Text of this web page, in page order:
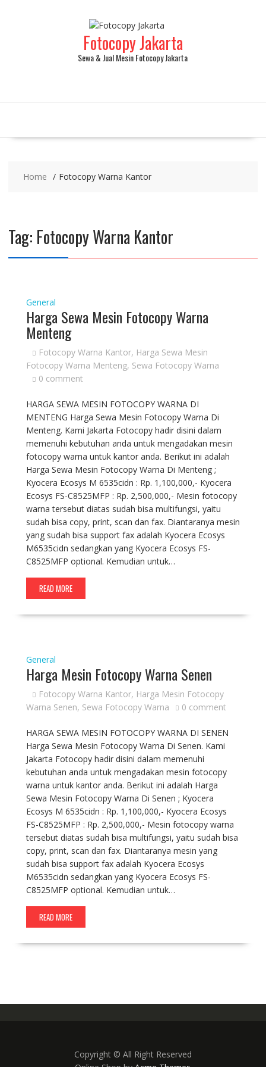
Fotocopy Jakarta
Sewa & Jual Mesin Fotocopy Jakarta
Home Fotocopy Warna Kantor
Tag: Fotocopy Warna Kantor
General
Harga Sewa Mesin Fotocopy Warna
Menteng
Fotocopy Warna Kantor, Harga Sewa Mesin
Fotocopy Warna Menteng, Sewa Fotocopy Warna
0 comment
HARGA SEWA MESIN FOTOCOPY WARNA DI
MENTENG Harga Sewa Mesin Fotocopy Warna Di
Menteng. Kami Jakarta Fotocopy hadir disini dalam
memenuhi kebutuhan anda untuk mengadakan mesin
fotocopy warna untuk kantor anda. Berikut ini adalah
Harga Sewa Mesin Fotocopy Warna Di Menteng ;
Kyocera Ecosys M 6535cidn : Rp. 1,100,000,- Kyocera
Ecosys FS-C8525MFP : Rp. 2,500,000,- Mesin fotocopy
warna tersebut diatas sudah bisa multifungsi, yaitu
sudah bisa copy, print, scan dan fax. Diantaranya mesin
yang sudah bisa support fax adalah Kyocera Ecosys
M6535cidn sedangkan yang Kyocera Ecosys FS-
C8525MFP optional. Kemudian untuk…
READ MORE
General
Harga Mesin Fotocopy Warna Senen
Fotocopy Warna Kantor, Harga Mesin Fotocopy
Warna Senen, Sewa Fotocopy Warna 0 comment
HARGA SEWA MESIN FOTOCOPY WARNA DI SENEN
Harga Sewa Mesin Fotocopy Warna Di Senen. Kami
Jakarta Fotocopy hadir disini dalam memenuhi
kebutuhan anda untuk mengadakan mesin fotocopy
warna untuk kantor anda. Berikut ini adalah Harga
Sewa Mesin Fotocopy Warna Di Senen ; Kyocera
Ecosys M 6535cidn : Rp. 1,100,000,- Kyocera Ecosys
FS-C8525MFP : Rp. 2,500,000,- Mesin fotocopy warna
tersebut diatas sudah bisa multifungsi, yaitu sudah bisa
copy, print, scan dan fax. Diantaranya mesin yang
sudah bisa support fax adalah Kyocera Ecosys
M6535cidn sedangkan yang Kyocera Ecosys FS-
C8525MFP optional. Kemudian untuk…
READ MORE
Copyright © All Right Reserved